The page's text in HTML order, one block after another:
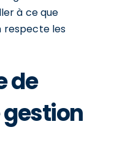
à ce que
respecte les
de